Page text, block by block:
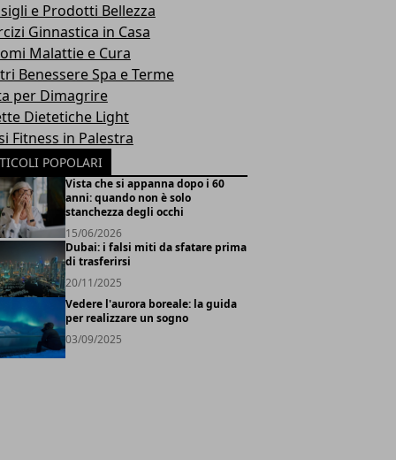
e Prodotti Bellezza
Ginnastica in Casa
Malattie e Cura
Benessere Spa e Terme
per Dimagrire
Dietetiche Light
Fitness in Palestra
POPOLARI
Vista che si appanna dopo i 60
anni: quando non è solo
stanchezza degli occhi
15/06/2026
Dubai: i falsi miti da sfatare prima
di trasferirsi
20/11/2025
Vedere l'aurora boreale: la guida
per realizzare un sogno
03/09/2025